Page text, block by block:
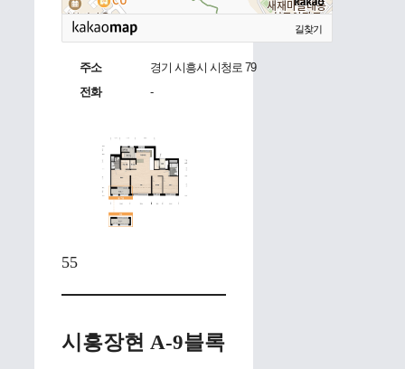
길찾기
주소
경기 시흥시 시청로 79
전화
-
55
시흥장현 A-9블록